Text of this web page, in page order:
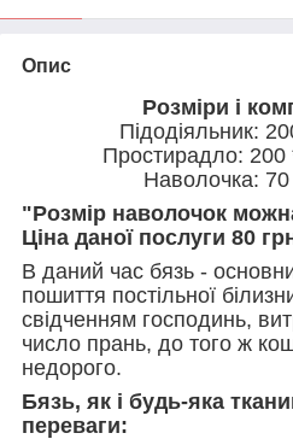
Опис
Розміри і
Підодіяльник:
Простирадло:
Наволочка:
"Розмір наволочок
Ціна даної послуги 80
В даний час бязь -
пошиття постільної
свідченням господинь,
число прань, до того ж
недорого.
Бязь, як і будь-яка
переваги: